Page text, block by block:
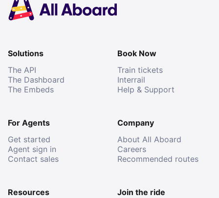
Solutions
The API
The Dashboard
The Embeds
Book Now
Train tickets
Interrail
Help & Support
For Agents
Get started
Agent sign in
Contact sales
Company
About All Aboard
Careers
Recommended routes
Resources
Join the ride